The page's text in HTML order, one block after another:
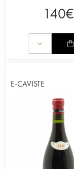
140€
E-CAVISTE